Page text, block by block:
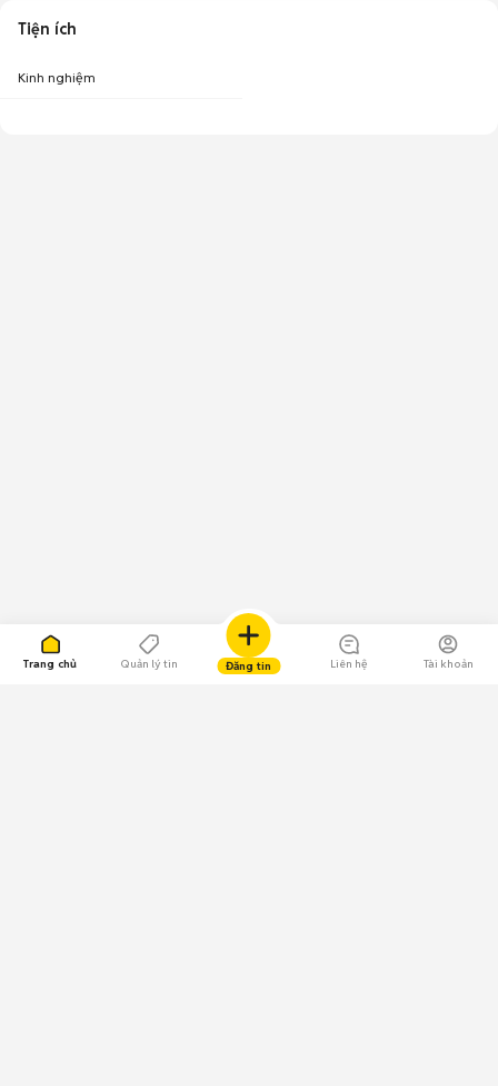
Trang chủ Quản lý tin Đăng tin Liên hệ Tài khoản
Tiện ích
Kinh nghiệm